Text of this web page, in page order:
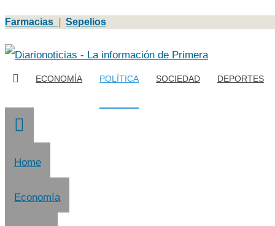
Farmacias Sepelios
ECONOMÍA POLÍTICA SOCIEDAD DEPORTES
Home
Economía